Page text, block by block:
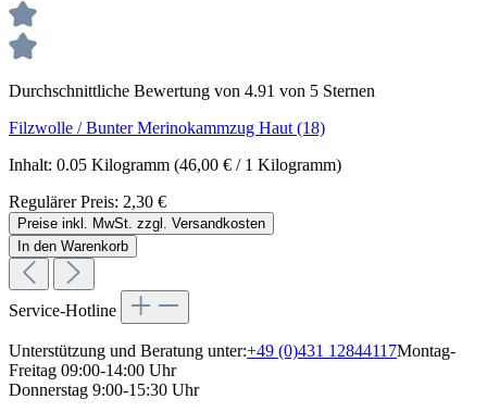
Durchschnittliche Bewertung von 4.91 von 5 Sternen
Filzwolle / Bunter Merinokammzug Haut (18)
Inhalt: 0.05 Kilogramm (46,00 € / 1 Kilogramm)
Regulärer Preis: 2,30 €
Preise inkl. MwSt. zzgl. Versandkosten
In den Warenkorb
Service-Hotline
Unterstützung und Beratung unter:+49 (0)431 12844117Montag-
Freitag 09:00-14:00 Uhr
Donnerstag 9:00-15:30 Uhr